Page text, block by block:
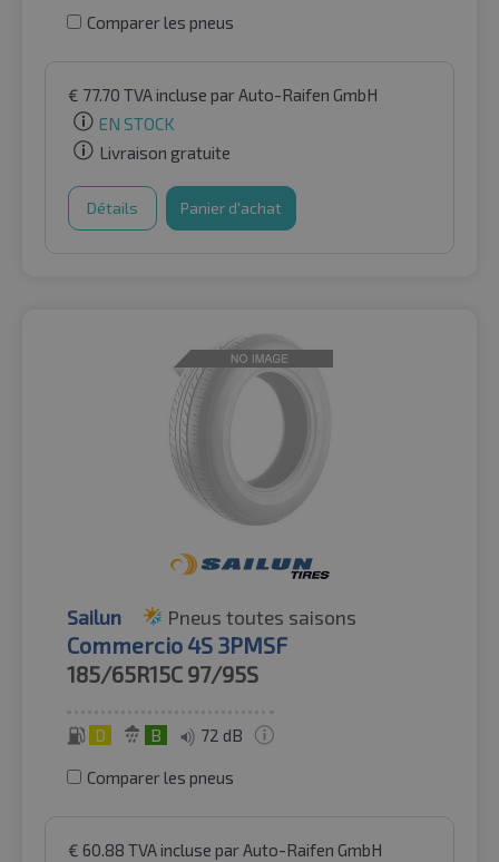
Comparer les pneus
€ 77.70 TVA incluse par Auto-Raifen GmbH
EN STOCK
Livraison gratuite
Détails Panier d'achat
Sailun Pneus toutes saisons
Commercio 4S 3PMSF
185/65R15C 97/95S
D B 72 dB
Comparer les pneus
€ 60.88 TVA incluse par Auto-Raifen GmbH